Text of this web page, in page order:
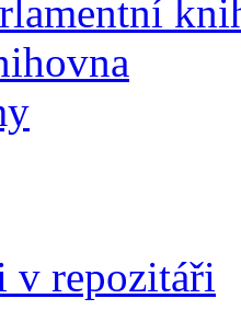
v repozitáři